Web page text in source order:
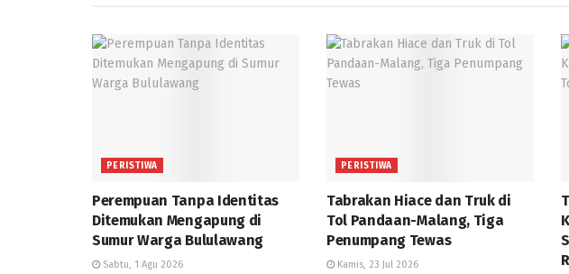
PERISTIWA
Perempuan Tanpa Identitas
Ditemukan Mengapung di
Sumur Warga Bululawang
Sabtu, 1 Agu 2026
PERISTIWA
Tabrakan Hiace dan Truk di
Tol Pandaan-Malang, Tiga
Penumpang Tewas
Kamis, 23 Jul 2026